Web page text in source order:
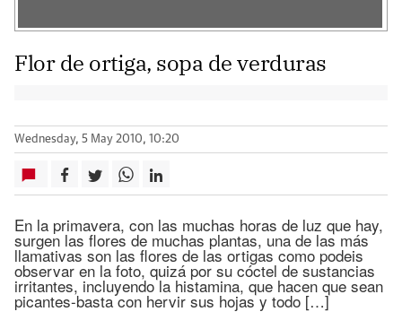
Flor de ortiga, sopa de verduras
Wednesday, 5 May 2010, 10:20
En la primavera, con las muchas horas de luz que hay,
surgen las flores de muchas plantas, una de las más
llamativas son las flores de las ortigas como podeis
observar en la foto, quizá por su cóctel de sustancias
irritantes, incluyendo la histamina, que hacen que sean
picantes-basta con hervir sus hojas y todo […]